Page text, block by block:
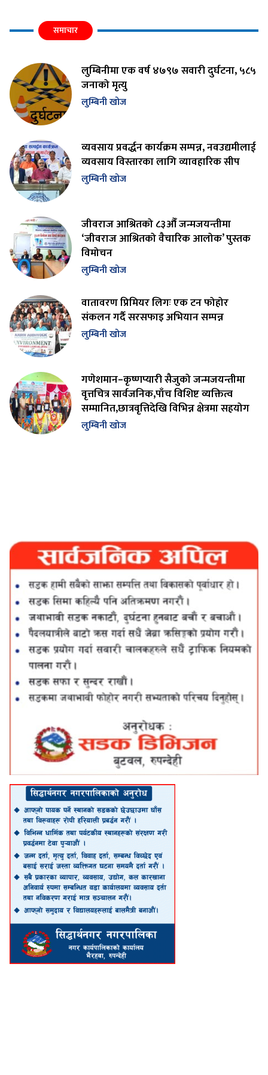
समाचार
लुम्बिनीमा एक वर्ष ४७९७ सवारी दुर्घटना, ५८५
जनाको मृत्यु
लुम्बिनी खोज
व्यवसाय प्रवर्द्धन कार्यक्रम सम्पन्न, नवउद्यमीलाई
व्यवसाय विस्तारका लागि व्यावहारिक सीप
लुम्बिनी खोज
जीवराज आश्रितको ८३औँ जन्मजयन्तीमा
‘जीवराज आश्रितको वैचारिक आलोक’ पुस्तक
विमोचन
लुम्बिनी खोज
वातावरण प्रिमियर लिगः एक टन फोहोर
संकलन गर्दै सरसफाइ अभियान सम्पन्न
लुम्बिनी खोज
गणेशमान–कृष्णप्यारी सैजुको जन्मजयन्तीमा
वृत्तचित्र सार्वजनिक,पाँच विशिष्ट व्यक्तित्व
सम्मानित,छात्रवृत्तिदेखि विभिन्न क्षेत्रमा सहयोग
लुम्बिनी खोज